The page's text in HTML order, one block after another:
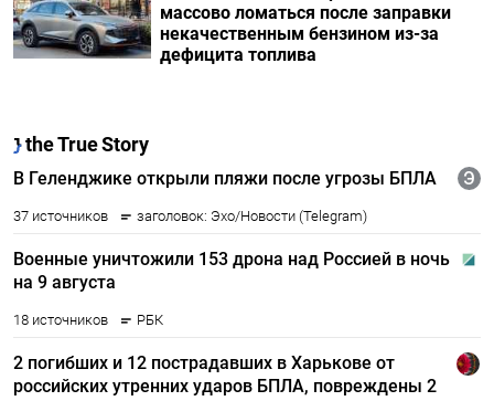
массово ломаться после заправки
некачественным бензином из-за
дефицита топлива